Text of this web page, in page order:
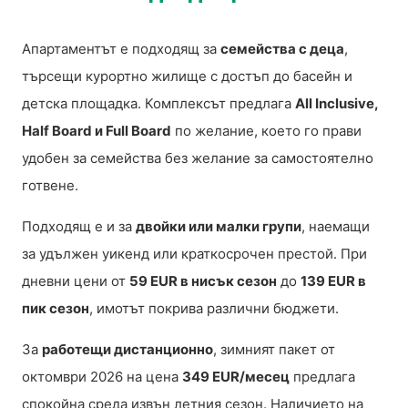
Апартаментът е подходящ за семейства с деца,
търсещи курортно жилище с достъп до басейн и
детска площадка. Комплексът предлага All Inclusive,
Half Board и Full Board по желание, което го прави
удобен за семейства без желание за самостоятелно
готвене.
Подходящ е и за двойки или малки групи, наемащи
за удължен уикенд или краткосрочен престой. При
дневни цени от 59 EUR в нисък сезон до 139 EUR в
пик сезон, имотът покрива различни бюджети.
За работещи дистанционно, зимният пакет от
октомври 2026 на цена 349 EUR/месец предлага
спокойна среда извън летния сезон. Наличието на